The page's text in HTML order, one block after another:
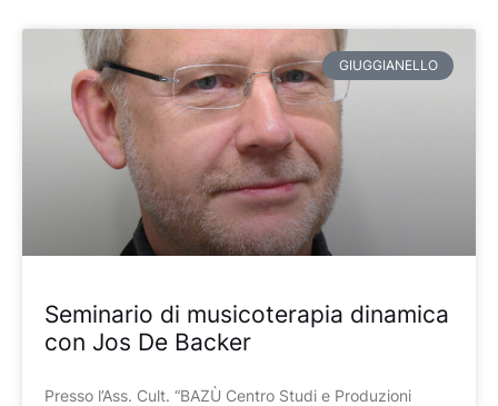
GIUGGIANELLO
Seminario di musicoterapia dinamica
con Jos De Backer
Presso l’Ass. Cult. “BAZÙ Centro Studi e Produzioni